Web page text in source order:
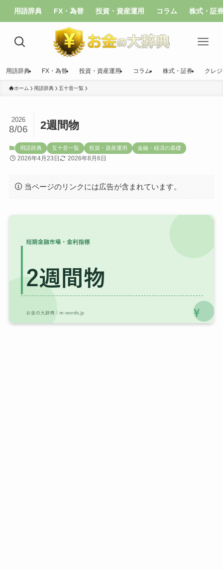
用語辞典 FX・為替 投資・資産運用 コラム 株式・証
用語辞典 FX・為替 投資・資産運用 コラム 株式・証券 クレ
ホーム 用語辞典 五十音一覧
2週間物
2026
8/06
用語辞典 五十音一覧 投資・資産運用 金融・経済の基礎
2026年4月23日 2026年8月6日
当ページのリンクには広告が含まれています。